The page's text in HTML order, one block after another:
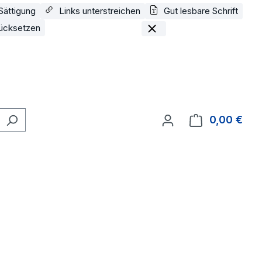
Links unterstreichen
Gut lesbare Schrift
0,00 €